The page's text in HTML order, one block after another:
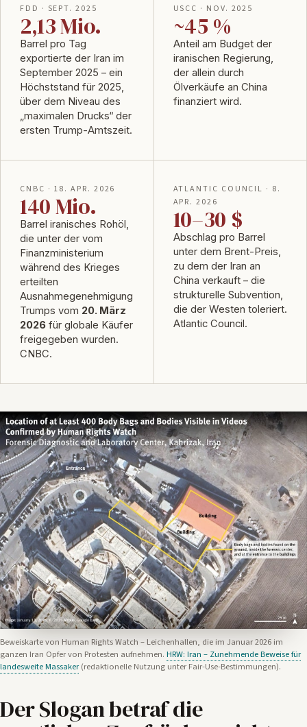
FDD · SEPT. 2025
2,13 Mio.
Barrel pro Tag
exportierte der Iran im
September 2025 – ein
Höchststand für 2025,
über dem Niveau des
„maximalen Drucks“ der
ersten Trump-Amtszeit.
USCC · NOV. 2025
~45 %
Anteil am Budget der
iranischen Regierung,
der allein durch
Ölverkäufe an China
finanziert wird.
CNBC · 18. APR. 2026
140 Mio.
Barrel iranisches Rohöl,
die unter der vom
Finanzministerium
während des Krieges
erteilten
Ausnahmegenehmigung
Trumps vom 20. März
2026 für globale Käufer
freigegeben wurden.
CNBC.
ATLANTIC COUNCIL · 8.
APR. 2026
10–30 $
Abschlag pro Barrel
unter dem Brent-Preis,
zu dem der Iran an
China verkauft – die
strukturelle Subvention,
die der Westen toleriert.
Atlantic Council .
Der Slogan betraf die
Beweiskarte von Human Rights Watch – Leichenhallen, die im Januar 2026 im
ganzen Iran Opfer von Protesten aufnehmen. HRW: Iran – Zunehmende Beweise für
landesweite Massaker(redaktionelle Nutzung unter Fair-Use-Bestimmungen).